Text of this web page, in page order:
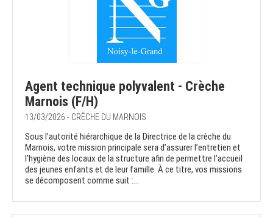
Agent technique polyvalent - Crèche
Marnois (F/H)
13/03/2026 - CRÈCHE DU MARNOIS
Sous l’autorité hiérarchique de la Directrice de la crèche du
Marnois, votre mission principale sera d’assurer l’entretien et
l’hygiène des locaux de la structure afin de permettre l’accueil
des jeunes enfants et de leur famille. À ce titre, vos missions
se décomposent comme suit :...